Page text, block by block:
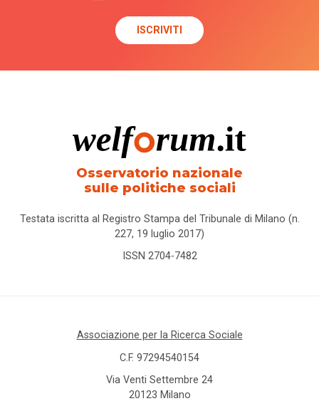
Osservatorio nazionale
sulle politiche sociali
Testata iscritta al Registro Stampa del Tribunale di Milano (n.
227, 19 luglio 2017)
ISSN 2704-7482
Associazione per la Ricerca Sociale
C.F. 97294540154
Via Venti Settembre 24
20123 Milano